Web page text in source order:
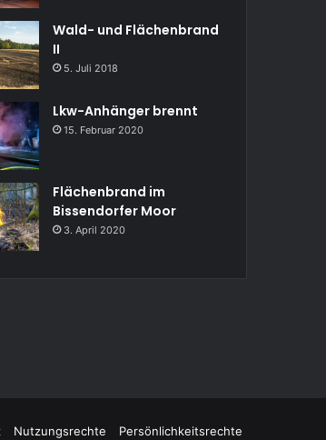
Wald- und Flächenbrand
II
5. Juli 2018
Lkw-Anhänger brennt
15. Februar 2020
Flächenbrand im
Bissendorfer Moor
3. April 2020
Nutzungsrechte Persönlichkeitsrechte